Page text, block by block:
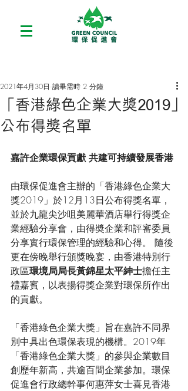
「香港綠色企業大獎2019」
公布得獎名單
2021年4月30日 讀畢需時 2 分鐘
嘉許企業環保貢獻 共建可持續發展香港
由環保促進會主辦的「香港綠色企業大
獎2019」於12月13日公布得獎名單，
並於九龍尖沙咀美麗華酒店舉行得獎企
業經驗分享會，由得奬企業和評審委員
分享實行環保管理的經驗和心得。 隨後
更在傍晚舉行頒獎晚宴，由香港特別行
政區環境局局長黃錦星太平紳士擔任主
禮嘉賓，以表揚得獎企業對環保所作出
的貢獻。
「香港綠色企業大獎」旨在嘉許不同界
別中具出色環保表現的機構。2019年
「香港綠色企業大獎」的參與企業數目
創歷年新高，共逾百間企業參加。環保
促進會行政總幹事何惠萍女士喜見香港